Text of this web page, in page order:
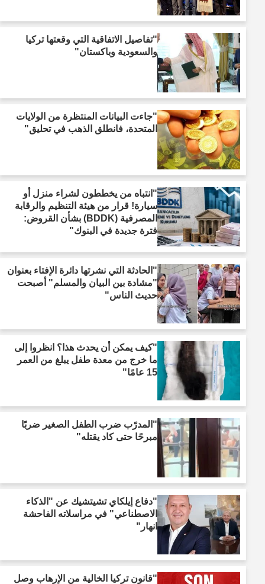
"تفاصيل الاتفاقية التي وقعتها تركيا
والسعودية وباكستان"
"جاءت البيانات المنتظرة من الولايات
المتحدة، فانطلق الذهب في تحليق"
"انتباه من يخططون لشراء منزل أو
سيارة! قرار من هيئة التنظيم والرقابة
المصرفية (BDDK) بشأن القروض:
فترة جديدة في البنوك"
"الحادثة التي نشرتها دائرة الإفتاء بعنوان
"مشادة بين البيان والمسلم" أصبحت
حديث الناس"
"كيف يمكن أن يحدث هذا؟ انظروا إلى
ما خرج من معدة طفل يبلغ من العمر
15 عامًا"
"المدرّب ضرب الطفل الصغير ضربًا
مبرحًا حتى كاد يقتله"
"دفاع إيلكاي تشيتشيك عن "الذكاء
الاصطناعي" في مراسلاته الفاحشة
انهار"
"قانون تركيا الخالية من الإرهاب وصل